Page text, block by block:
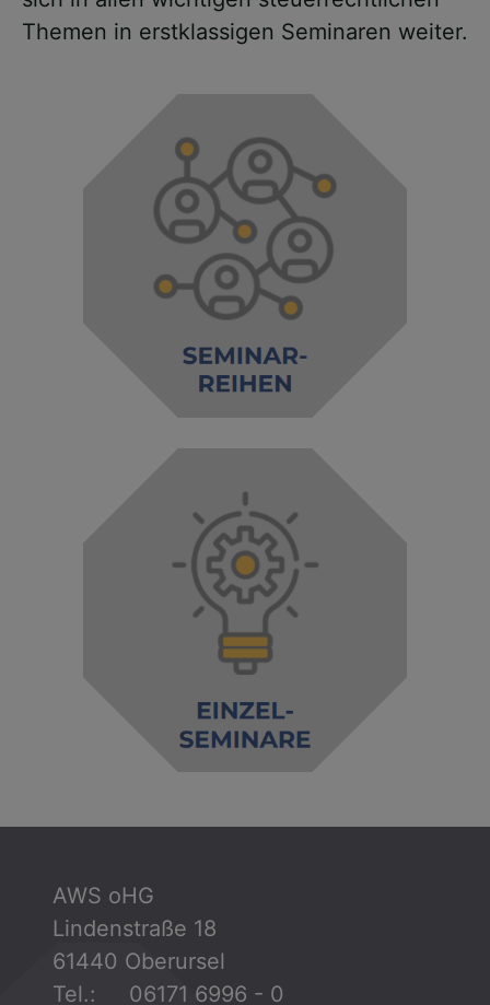
Themen in erstklassigen Seminaren weiter.
AWS oHG
Lindenstraße 18
61440 Oberursel
Tel.: 06171 6996 - 0